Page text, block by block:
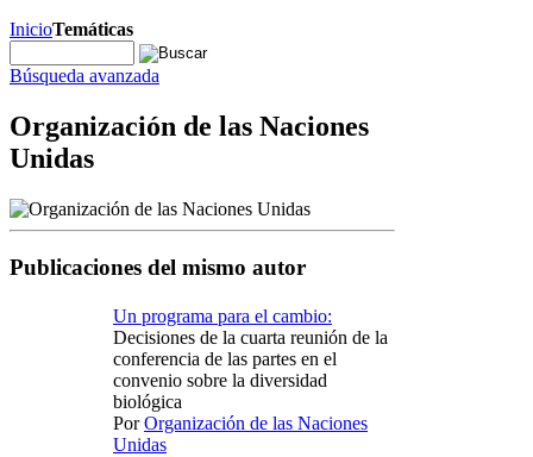
InicioTemáticas
Búsqueda avanzada
Organización de las Naciones
Unidas
Publicaciones del mismo autor
Un programa para el cambio:
Decisiones de la cuarta reunión de la
conferencia de las partes en el
convenio sobre la diversidad
biológica
PorOrganización de las Naciones
Unidas